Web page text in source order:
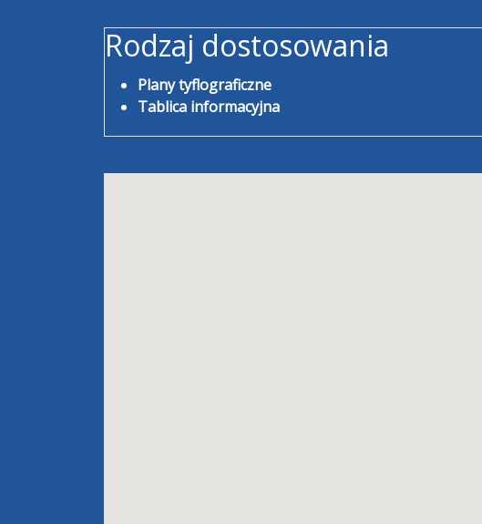
Rodzaj dostosowania
Plany tyflograficzne
Tablica informacyjna